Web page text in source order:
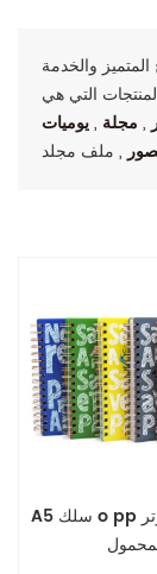
التي هي
, مجلة ,يوميات
A5 سلك o pp غطاء الكمبيوتر